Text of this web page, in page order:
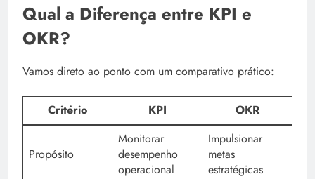
Qual a Diferença entre KPI e
OKR?
Vamos direto ao ponto com um comparativo prático:
Critério KPI OKR
Propósito
Monitorar
desempenho
operacional
Impulsionar
metas
estratégicas